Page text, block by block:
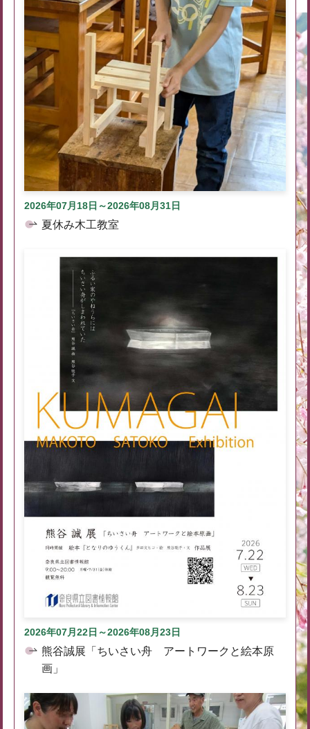
2026年07月18日～2026年08月31日
夏休み木工教室
2026年07月22日～2026年08月23日
熊谷誠展「ちいさい舟 アートワークと絵本原
画」